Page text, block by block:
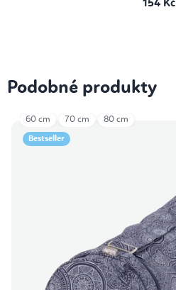
154 Kč
Podobné produkty
Bestseller
60 cm 70 cm 80 cm